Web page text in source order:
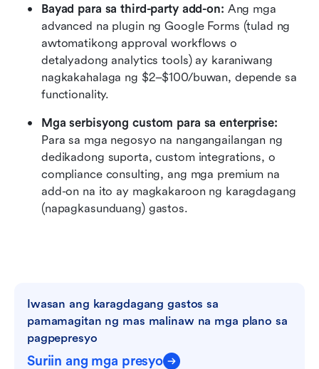
Bayad para sa third-party add-on: Ang mga
advanced na plugin ng Google Forms (tulad ng
awtomatikong approval workflows o
detalyadong analytics tools) ay karaniwang
nagkakahalaga ng $2–$100/buwan, depende sa
functionality.
Mga serbisyong custom para sa enterprise:
Para sa mga negosyo na nangangailangan ng
dedikadong suporta, custom integrations, o
compliance consulting, ang mga premium na
add-on na ito ay magkakaroon ng karagdagang
(napagkasunduang) gastos.
Iwasan ang karagdagang gastos sa
pamamagitan ng mas malinaw na mga plano sa
pagpepresyo
Suriin ang mga presyo